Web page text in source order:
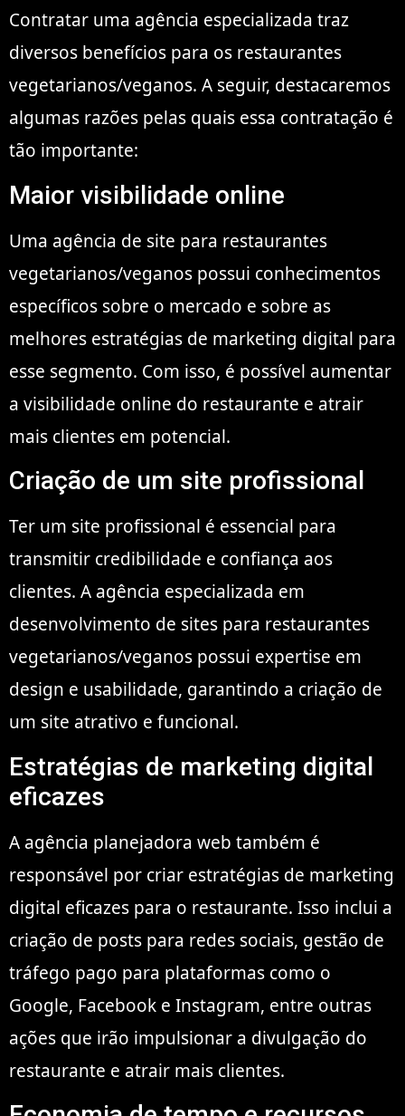
Contratar uma agência especializada traz
diversos benefícios para os restaurantes
vegetarianos/veganos. A seguir, destacaremos
algumas razões pelas quais essa contratação é
tão importante:
Maior visibilidade online
Uma agência de site para restaurantes
vegetarianos/veganos possui conhecimentos
específicos sobre o mercado e sobre as
melhores estratégias de marketing digital para
esse segmento. Com isso, é possível aumentar
a visibilidade online do restaurante e atrair
mais clientes em potencial.
Criação de um site profissional
Ter um site profissional é essencial para
transmitir credibilidade e confiança aos
clientes. A agência especializada em
desenvolvimento de sites para restaurantes
vegetarianos/veganos possui expertise em
design e usabilidade, garantindo a criação de
um site atrativo e funcional.
Estratégias de marketing digital
eficazes
A agência planejadora web também é
responsável por criar estratégias de marketing
digital eficazes para o restaurante. Isso inclui a
criação de posts para redes sociais, gestão de
tráfego pago para plataformas como o
Google, Facebook e Instagram, entre outras
ações que irão impulsionar a divulgação do
restaurante e atrair mais clientes.